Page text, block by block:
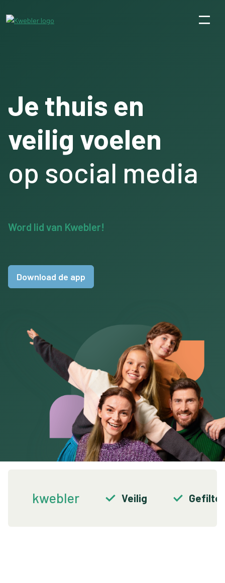
Je thuis en
veilig voelen
op social media
Word lid van Kwebler!
Download de app
kwebler Veilig